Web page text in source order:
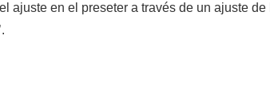
ajuste en el preseter a través de un ajuste de